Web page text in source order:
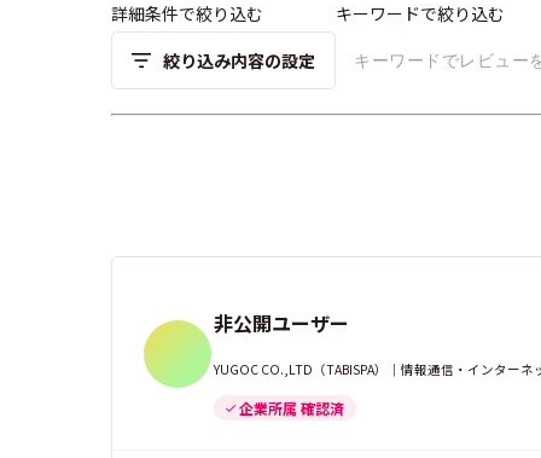
詳細条件で絞り込む
絞り込み内容の設定
キーワードで絞り込む
非公開ユーザー
YUGOC CO.,LTD（TABISPA）｜情報通信・インター
企業所属 確認済